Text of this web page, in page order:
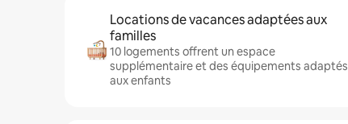
Locations de vacances adaptées aux
familles
10 logements offrent un espace
supplémentaire et des équipements adaptés
aux enfants